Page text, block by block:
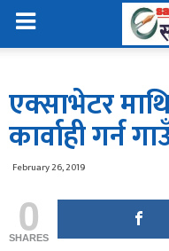
एक्साभेटर
कार्वाही गर्न
February 26, 2019
0
SHARES